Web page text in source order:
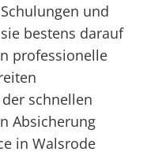
und
bestens darauf
professionelle
schnellen
Absicherung
in Walsrode